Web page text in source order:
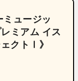
ュージッ
ミアム イス
クトⅠ》